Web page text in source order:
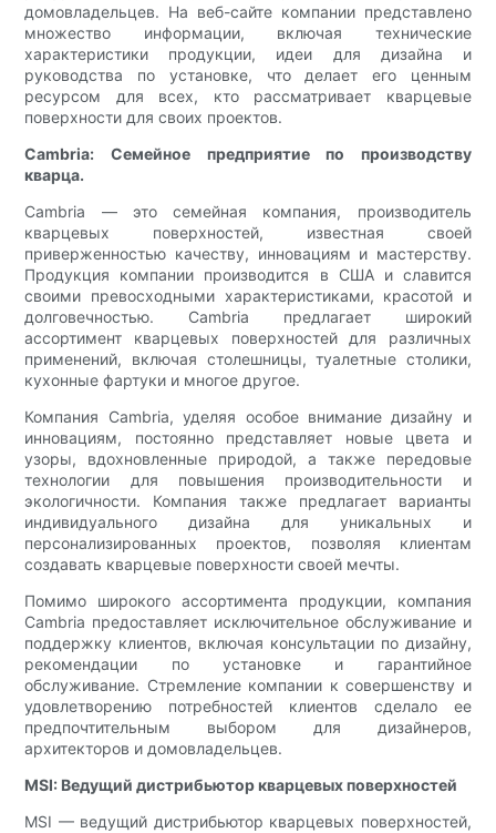
домовладельцев. На веб-сайте компании представлено
множество информации, включая технические
характеристики продукции, идеи для дизайна и
руководства по установке, что делает его ценным
ресурсом для всех, кто рассматривает кварцевые
поверхности для своих проектов.
Cambria: Семейное предприятие по производству
кварца.
Cambria — это семейная компания, производитель
кварцевых поверхностей, известная своей
приверженностью качеству, инновациям и мастерству.
Продукция компании производится в США и славится
своими превосходными характеристиками, красотой и
долговечностью. Cambria предлагает широкий
ассортимент кварцевых поверхностей для различных
применений, включая столешницы, туалетные столики,
кухонные фартуки и многое другое.
Компания Cambria, уделяя особое внимание дизайну и
инновациям, постоянно представляет новые цвета и
узоры, вдохновленные природой, а также передовые
технологии для повышения производительности и
экологичности. Компания также предлагает варианты
индивидуального дизайна для уникальных и
персонализированных проектов, позволяя клиентам
создавать кварцевые поверхности своей мечты.
Помимо широкого ассортимента продукции, компания
Cambria предоставляет исключительное обслуживание и
поддержку клиентов, включая консультации по дизайну,
рекомендации по установке и гарантийное
обслуживание. Стремление компании к совершенству и
удовлетворению потребностей клиентов сделало ее
предпочтительным выбором для дизайнеров,
архитекторов и домовладельцев.
MSI: Ведущий дистрибьютор кварцевых поверхностей
MSI — ведущий дистрибьютор кварцевых поверхностей,